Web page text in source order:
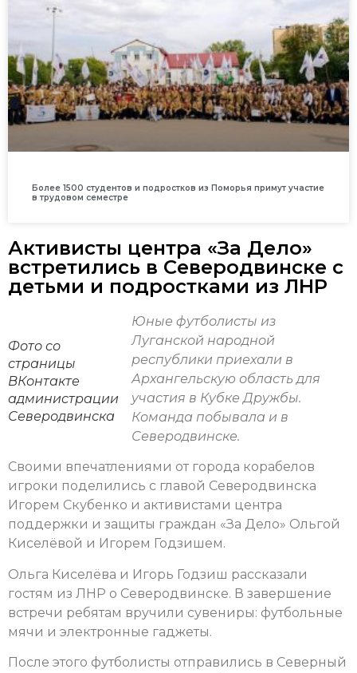
Более 1500 студентов и подростков из Поморья примут участие
в трудовом семестре
Активисты центра «За Дело»
встретились в Северодвинске с
детьми и подростками из ЛНР
Фото со
страницы
ВКонтакте
администрации
Северодвинска
Юные футболисты из
Луганской народной
республики приехали в
Архангельскую область для
участия в Кубке Дружбы.
Команда побывала и в
Северодвинске.
Своими впечатлениями от города корабелов
игроки поделились с главой Северодвинска
Игорем Скубенко и активистами центра
поддержки и защиты граждан «За Дело» Ольгой
Киселёвой и Игорем Годзишем.
Ольга Киселёва и Игорь Годзиш рассказали
гостям из ЛНР о Северодвинске. В завершение
встречи ребятам вручили сувениры: футбольные
мячи и электронные гаджеты.
После этого футболисты отправились в Северный